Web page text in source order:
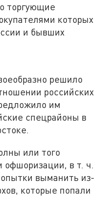
торгующие
которых
и бывших
решило
российских
им
спецрайоны в
или того
офшоризации, в т. ч.
выманить из-
которые попали